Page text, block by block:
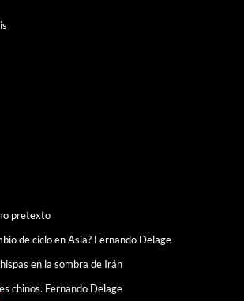
pretexto
de ciclo en Asia? Fernando Delage
en la sombra de Irán
chinos. Fernando Delage